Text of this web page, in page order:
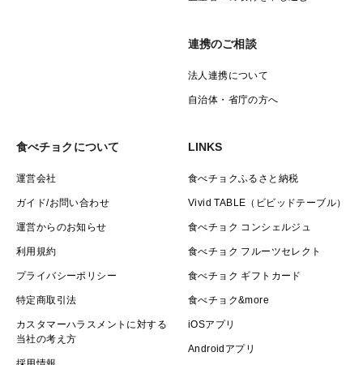
連携のご相談
法人連携について
自治体・省庁の方へ
食べチョクについて
運営会社
ガイド/お問い合わせ
運営からのお知らせ
利用規約
プライバシーポリシー
特定商取引法
カスタマーハラスメントに対する
当社の考え方
LINKS
食べチョクふるさと納税
Vivid TABLE（ビビッドテーブル）
食べチョク コンシェルジュ
食べチョク フルーツセレクト
食べチョク ギフトカード
食べチョク&more
iOSアプリ
Androidアプリ